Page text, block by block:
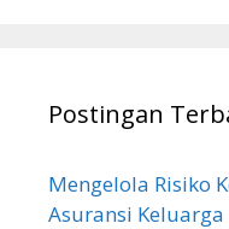
Postingan
Mengelola Risiko
Asuransi Keluarga